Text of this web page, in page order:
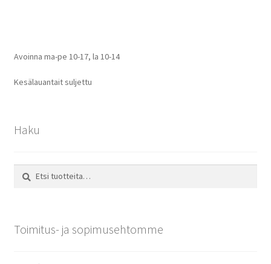
Avoinna ma-pe 10-17, la 10-14
Kesälauantait suljettu
Haku
Toimitus- ja sopimusehtomme